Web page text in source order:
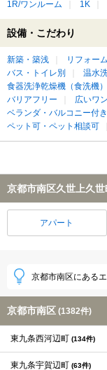
1R/ワンルーム 1K
設備・こだわり
新築・築浅 リフォー
バス・トイレ別
温水
食器洗浄乾燥機（食洗機
バリアフリー
広いワ
ベランダ・バルコニー付き
ペット可・ペット相談可
京都市南区久世上久
アパート
京都市南区にある
京都市南区 (1382件)
東九条西河辺町 (134件)
東九条宇賀辺町 (63件)